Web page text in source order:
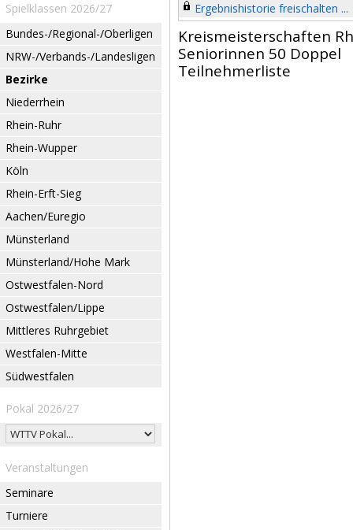
Spielklassen 2026/27
Bundes-/Regional-/Oberligen
NRW-/Verbands-/Landesligen
Bezirke
Niederrhein
Rhein-Ruhr
Rhein-Wupper
Köln
Rhein-Erft-Sieg
Aachen/Euregio
Münsterland
Münsterland/Hohe Mark
Ostwestfalen-Nord
Ostwestfalen/Lippe
Mittleres Ruhrgebiet
Westfalen-Mitte
Südwestfalen
Pokal 2026/27
Veranstaltungen
Seminare
Turniere
Ergebnishistorie freischalten ...
Kreismeisterschaften
Seniorinnen 50 Doppel
Teilnehmerliste